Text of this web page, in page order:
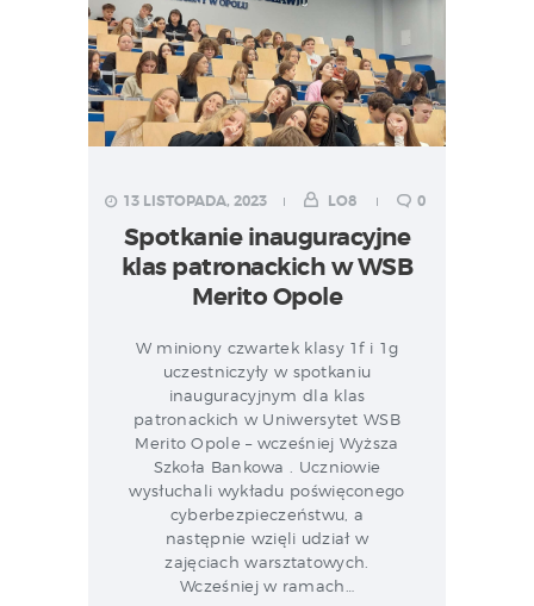
13 LISTOPADA, 2023 LO8 0
Spotkanie inauguracyjne
klas patronackich w WSB
Merito Opole
W miniony czwartek klasy 1f i 1g
uczestniczyły w spotkaniu
inauguracyjnym dla klas
patronackich w Uniwersytet WSB
Merito Opole – wcześniej Wyższa
Szkoła Bankowa . Uczniowie
wysłuchali wykładu poświęconego
cyberbezpieczeństwu, a
następnie wzięli udział w
zajęciach warsztatowych.
Wcześniej w ramach…